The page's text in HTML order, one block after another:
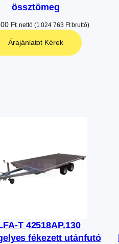
össztömeg
Ft nettó (1 024 763 Ftbruttó)
Árajánlatot Kérek
T 42518AP.130
fékezett utánfutó